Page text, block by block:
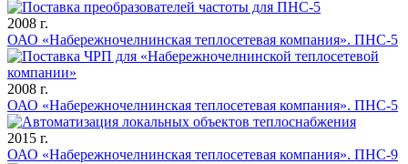
2008 г.
ОАО «Набережночелнинская теплосетевая компания». ПНС-5
2008 г.
ОАО «Набережночелнинская теплосетевая компания». ПНС-5
2015 г.
ОАО «Набережночелнинская теплосетевая компания». ПНС-9